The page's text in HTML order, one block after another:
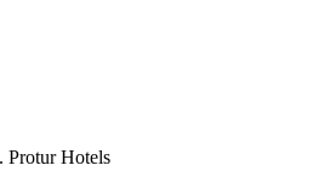
Protur Hotels